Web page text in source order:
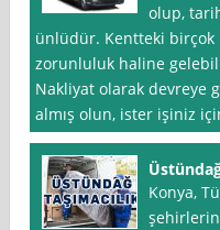
olup,
ünlüdür. Kentteki birçok
zorunluluk haline
Nakliyat olarak devreye
almış olun, ister işiniz
Konya,